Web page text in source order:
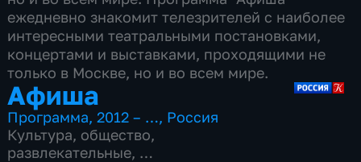
ежедневно знакомит телезрителей с наиболее
интересными театральными постановками,
концертами и выставками, проходящими не
только в Москве, но и во всем мире.
Афиша
Программа,2012 – …, Россия
Культура, общество,
развлекательные,